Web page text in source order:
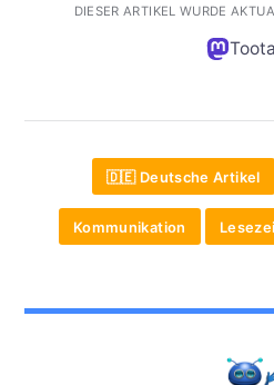
DIESER ARTIKEL WURDE
🇩🇪 Deutsche Artikel
Kommunikation